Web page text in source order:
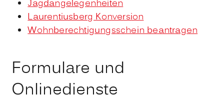
Jagdangelegenheiten
Laurentiusberg Konversion
Wohnberechtigungsschein beantragen
Formulare und
Onlinedienste